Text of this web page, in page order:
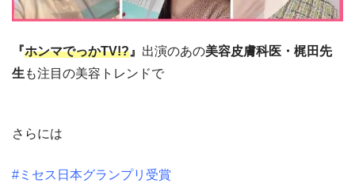
『ホンマでっかTV!? 』 出演のあの美容皮膚科医・梶田先
生 も注目の美容トレンドで
さらには
#ミセス日本グランプリ受賞